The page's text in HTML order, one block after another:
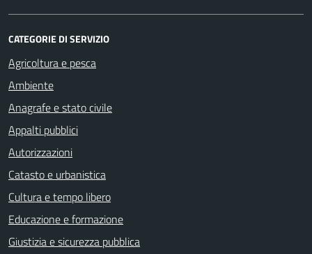
CATEGORIE DI SERVIZIO
Agricoltura e pesca
Ambiente
Anagrafe e stato civile
Appalti pubblici
Autorizzazioni
Catasto e urbanistica
Cultura e tempo libero
Educazione e formazione
Giustizia e sicurezza pubblica